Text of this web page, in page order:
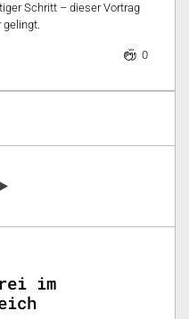
Schritt – dieser Vortrag
gelingt.
0
im